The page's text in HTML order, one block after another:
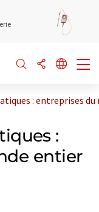
: entreprises
:
entier